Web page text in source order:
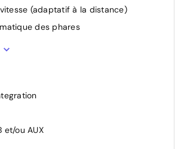
(adaptatif à la distance)
des phares
et/ou AUX